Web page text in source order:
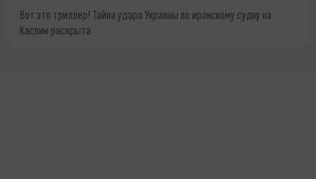
Вот это триллер! Тайна удара Украины по иранскому судну на
Каспии раскрыта